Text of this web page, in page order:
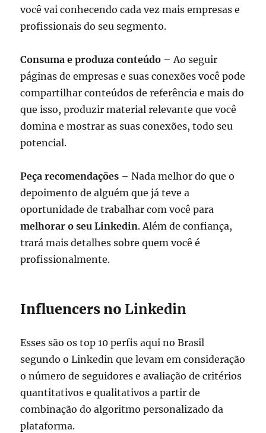
você vai conhecendo cada vez mais empresas e
profissionais do seu segmento.
Consuma e produza conteúdo – Ao seguir
páginas de empresas e suas conexões você pode
compartilhar conteúdos de referência e mais do
que isso, produzir material relevante que você
domina e mostrar as suas conexões, todo seu
potencial.
Peça recomendações – Nada melhor do que o
depoimento de alguém que já teve a
oportunidade de trabalhar com você para
melhorar o seu Linkedin. Além de confiança,
trará mais detalhes sobre quem você é
profissionalmente.
Influencers no Linkedin
Esses são os top 10 perfis aqui no Brasil
segundo o Linkedin que levam em consideração
o número de seguidores e avaliação de critérios
quantitativos e qualitativos a partir de
combinação do algoritmo personalizado da
plataforma.